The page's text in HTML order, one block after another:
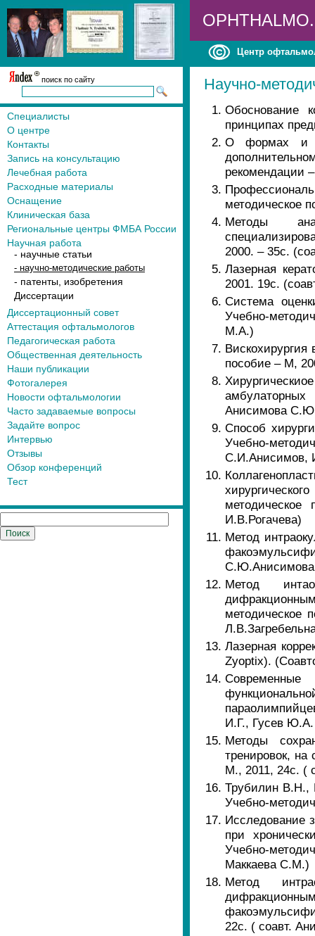
Центр
поиск по сайту
Специалисты
О центре
Контакты
Запись на консультацию
Лечебная работа
Расходные материалы
Оснащение
Клиническая база
Региональные центры ФМБА России
Научная работа
- научные статьи
- научно-методические работы
- патенты, изобретения
Диссертации
Диссертационный совет
Аттестация офтальмологов
Педагогическая работа
Общественная деятельность
Наши публикации
Фотогалерея
Новости офтальмологии
Часто задаваемые вопросы
Задайте вопрос
Интервью
Отзывы
Обзор конференций
Тест
Научно-
Обоснование
принципах
О формах и
рекомендации
методическое
Методы
2000. – 35с.
Лазерная
2001. 19с.
Система
Учебно-
М.А.)
пособие – М,
Анисимова
Способ
Учебно-
С.И.Анисимов,
И.В.Рогачева)
Метод
Метод
Лазерная
Zyoptix).
Современные
И.Г., Гусев
Методы
тренировок,
М., 2011, 24с. (
Трубилин В.Н.,
Учебно-
Исследование
при
Учебно-
Маккаева С.М.)
Метод
22с. ( соавт.